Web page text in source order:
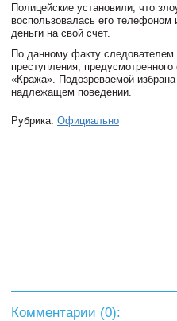
Полицейские установили, что
воспользовалась его
деньги на свой счет.
По данному факту следователем
преступления,
«Кража». Подозреваемой
надлежащем поведении.
Рубрика: Официально
Комментарии (0):